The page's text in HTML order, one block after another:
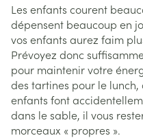
Les enfants courent
dépensent beaucoup en
vos enfants aurez faim
Prévoyez donc
pour maintenir votre
des tartines pour le
enfants font
dans le sable, il vous
morceaux « propres ».